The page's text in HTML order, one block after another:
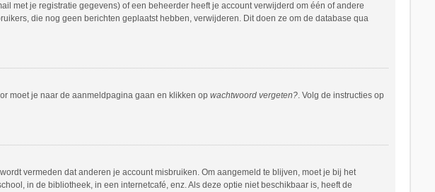
met je registratie gegevens) of een beheerder heeft je account verwijderd om één of andere
die nog geen berichten geplaatst hebben, verwijderen. Dit doen ze om de database qua
moet je naar de aanmeldpagina gaan en klikken op wachtwoord vergeten?. Volg de instructies op
vermeden dat anderen je account misbruiken. Om aangemeld te blijven, moet je bij het
in de bibliotheek, in een internetcafé, enz. Als deze optie niet beschikbaar is, heeft de